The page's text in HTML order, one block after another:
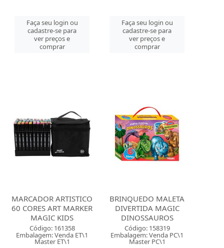
Faça seu login ou
cadastre-se para
ver preços e
comprar
Faça seu login ou
cadastre-se para
ver preços e
comprar
MARCADOR ARTISTICO
60 CORES ART MARKER
MAGIC KIDS
Código: 161358
Embalagem: Venda ET\1
Master ET\1
BRINQUEDO MALETA
DIVERTIDA MAGIC
DINOSSAUROS
Código: 158319
Embalagem: Venda PC\1
Master PC\1